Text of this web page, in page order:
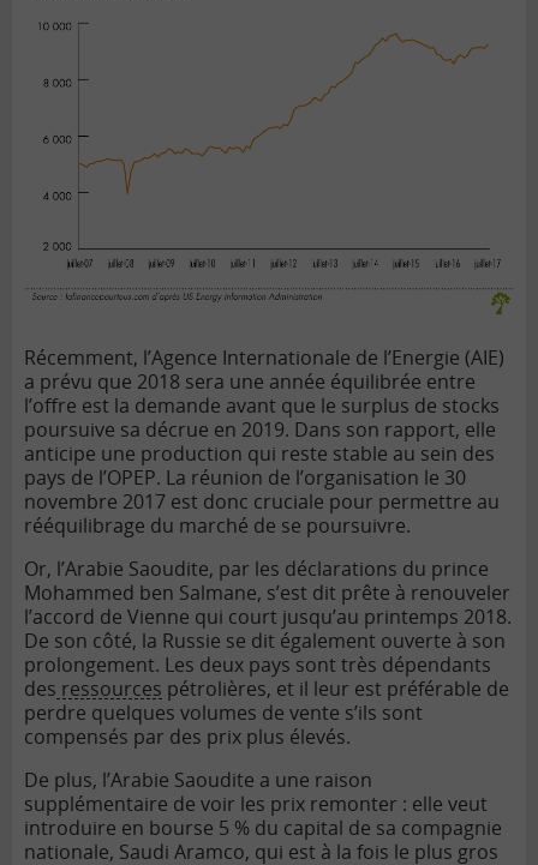
Récemment, l’Agence Internationale de l’Energie (AIE)
a prévu que 2018 sera une année équilibrée entre
l’offre est la demande avant que le surplus de stocks
poursuive sa décrue en 2019. Dans son rapport, elle
anticipe une production qui reste stable au sein des
pays de l’OPEP. La réunion de l’organisation le 30
novembre 2017 est donc cruciale pour permettre au
rééquilibrage du marché de se poursuivre.
Or, l’Arabie Saoudite, par les déclarations du prince
Mohammed ben Salmane, s’est dit prête à renouveler
l’accord de Vienne qui court jusqu’au printemps 2018.
De son côté, la Russie se dit également ouverte à son
prolongement. Les deux pays sont très dépendants
des ressources pétrolières, et il leur est préférable de
perdre quelques volumes de vente s’ils sont
compensés par des prix plus élevés.
De plus, l’Arabie Saoudite a une raison
supplémentaire de voir les prix remonter : elle veut
introduire en bourse 5 % du capital de sa compagnie
nationale, Saudi Aramco, qui est à la fois le plus gros